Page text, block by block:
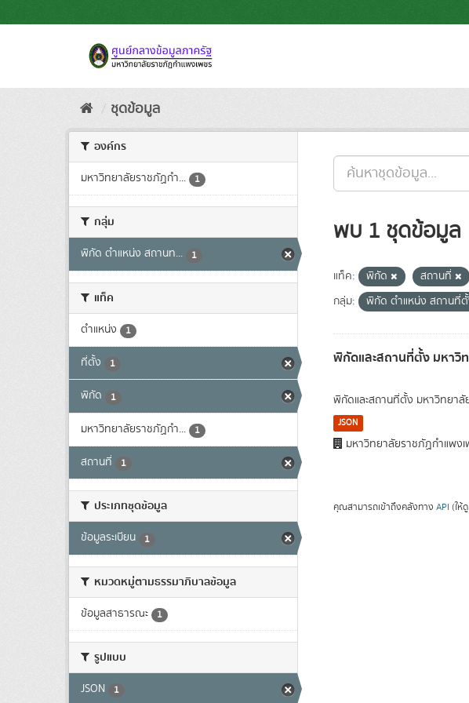
to
ชุดข้อมูล
องค์กร
มหาวิทยาลัยราชภัฏกำ... 1
กลุ่ม
พิกัด ตำแหน่ง สถานท... 1
แท็ค
ตำแหน่ง 1
ที่ตั้ง 1
พิกัด 1
มหาวิทยาลัยราชภัฏกำ... 1
สถานที่ 1
ประเภทชุดข้อมูล
ข้อมูลระเบียน 1
หมวดหมู่ตามธรรมาภิบาลข้อมูล
ข้อมูลสาธารณะ 1
รูปแบบ
JSON 1
พบ 1 ชุดข้อมูล
แท็ค: พิกัด สถานที่
กลุ่ม:
พิกัด ตำแหน่ง สถานที่
พิกัดและสถานที่ตั้ง มหาวิ
พิกัดและสถานที่ตั้ง มหาวิทยาลั
JSON
มหาวิทยาลัยราชภัฏกำแพง
คุณสามารถเข้าถึงคลังทาง API (ให้ดู